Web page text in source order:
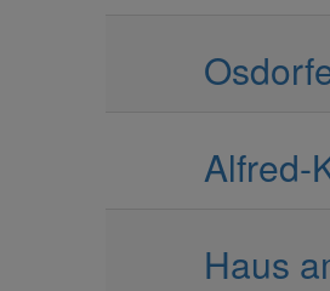
Alfred-
Haus